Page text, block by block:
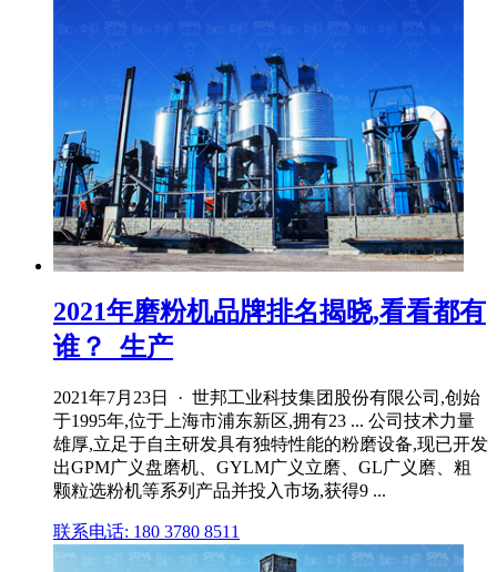
2021年磨粉机品牌排名揭晓,看看都有
谁？_生产
2021年7月23日 · 世邦工业科技集团股份有限公司,创始
于1995年,位于上海市浦东新区,拥有23 ... 公司技术力量
雄厚,立足于自主研发具有独特性能的粉磨设备,现已开发
出GPM广义盘磨机、GYLM广义立磨、GL广义磨、粗
颗粒选粉机等系列产品并投入市场,获得9 ...
联系电话: 180 3780 8511